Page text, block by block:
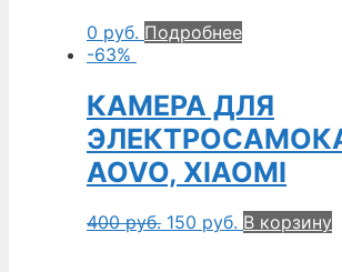
0 руб. Подробнее
-63%
КАМЕРА ДЛЯ
AOVO, XIAOMI
400руб. 150 руб. В корзину